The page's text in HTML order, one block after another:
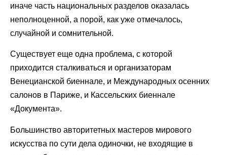
иначе часть национальных разделов оказалась
неполноценной, а порой, как уже отмечалось,
случайной и сомнительной.
Существует еще одна проблема, с которой
приходится сталкиваться и организаторам
Венецианской биеннале, и Международных осенних
салонов в Париже, и Кассельских биеннале
«Документа».
Большинство авторитетных мастеров мирового
искусства по сути дела одиночки, не входящие в